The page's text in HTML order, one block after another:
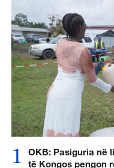
1
OKB: Pasiguria në
të Kongos pengon